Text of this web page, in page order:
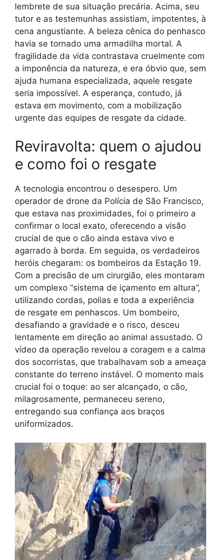
lembrete de sua situação precária. Acima, seu
tutor e as testemunhas assistiam, impotentes, à
cena angustiante. A beleza cênica do penhasco
havia se tornado uma armadilha mortal. A
fragilidade da vida contrastava cruelmente com
a imponência da natureza, e era óbvio que, sem
ajuda humana especializada, aquele resgate
seria impossível. A esperança, contudo, já
estava em movimento, com a mobilização
urgente das equipes de resgate da cidade.
Reviravolta: quem o ajudou
e como foi o resgate
A tecnologia encontrou o desespero. Um
operador de drone da Polícia de São Francisco,
que estava nas proximidades, foi o primeiro a
confirmar o local exato, oferecendo a visão
crucial de que o cão ainda estava vivo e
agarrado à borda. Em seguida, os verdadeiros
heróis chegaram: os bombeiros da Estação 19.
Com a precisão de um cirurgião, eles montaram
um complexo “sistema de içamento em altura”,
utilizando cordas, polias e toda a experiência
de resgate em penhascos. Um bombeiro,
desafiando a gravidade e o risco, desceu
lentamente em direção ao animal assustado. O
vídeo da operação revelou a coragem e a calma
dos socorristas, que trabalhavam sob a ameaça
constante do terreno instável. O momento mais
crucial foi o toque: ao ser alcançado, o cão,
milagrosamente, permaneceu sereno,
entregando sua confiança aos braços
uniformizados.